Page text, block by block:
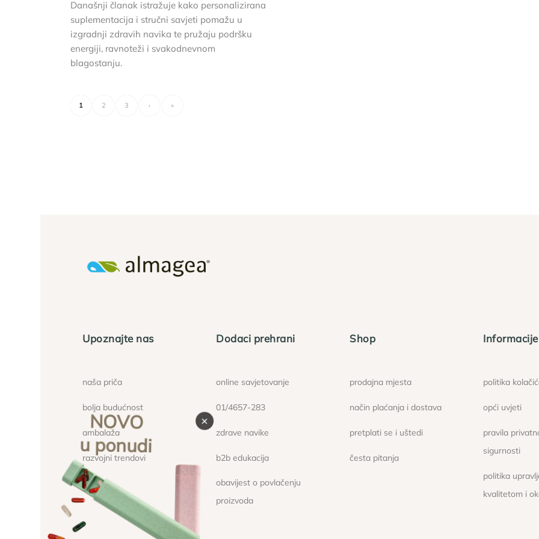
Današnji članak istražuje kako personalizirana
suplementacija i stručni savjeti pomažu u
izgradnji zdravih navika te pružaju podršku
energiji, ravnoteži i svakodnevnom
blagostanju.
1 2 3 › »
Upoznajte nas
naša priča
bolja budućnost
ambalaža
razvojni trendovi
Dodaci prehrani
online savjetovanje
01/4657-283
zdrave navike
b2b edukacija
obavijest o povlačenju
proizvoda
Shop
prodajna mjesta
način plaćanja i dostava
pretplati se i uštedi
česta pitanja
Informacije
politika
opći uvjeti
pravila
sigurnosti
politika
kvalitetom i
×
NOVO
u ponudi